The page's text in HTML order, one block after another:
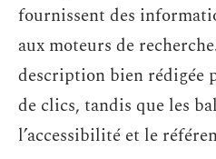
fournissent des
aux moteurs de
description bien rédigée
de clics, tandis que les
l’accessibilité et le